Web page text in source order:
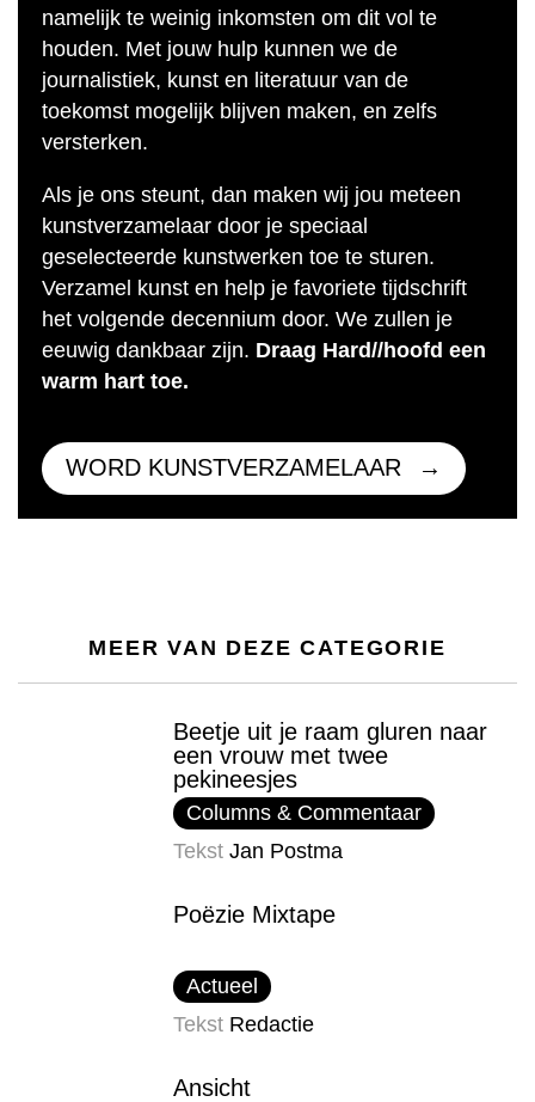
namelijk te weinig inkomsten om dit vol te
houden. Met jouw hulp kunnen we de
journalistiek, kunst en literatuur van de
toekomst mogelijk blijven maken, en zelfs
versterken.
Als je ons steunt, dan maken wij jou meteen
kunstverzamelaar door je speciaal
geselecteerde kunstwerken toe te sturen.
Verzamel kunst en help je favoriete tijdschrift
het volgende decennium door. We zullen je
eeuwig dankbaar zijn. Draag Hard//hoofd een
warm hart toe.
WORD KUNSTVERZAMELAAR
MEER VAN DEZE CATEGORIE
Beetje uit je raam gluren naar
een vrouw met twee
pekineesjes
Columns & Commentaar
Tekst Jan Postma
Poëzie Mixtape
Actueel
Tekst Redactie
Ansicht